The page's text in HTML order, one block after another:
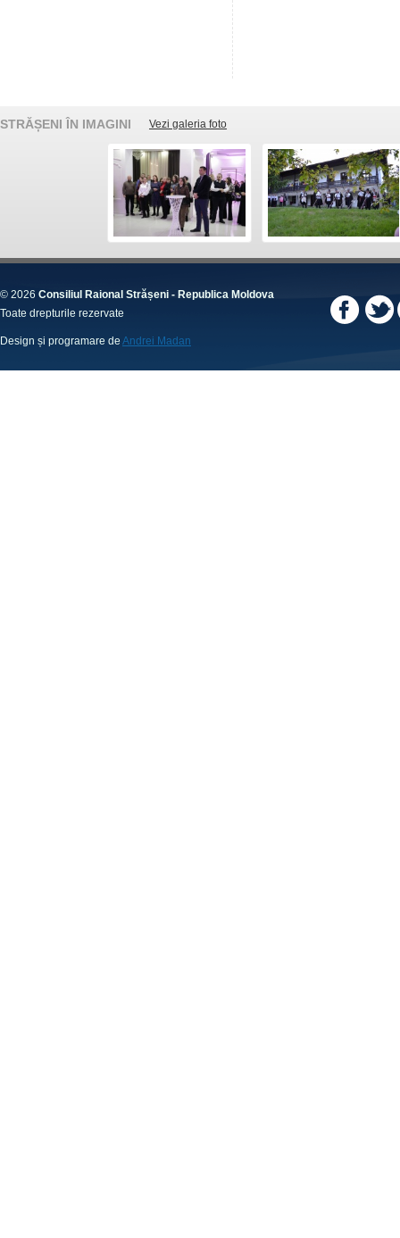
STRĂȘENI ÎN IMAGINI Vezi galeria foto
© 2026 Consiliul Raional Strășeni - Republica Moldova
Toate drepturile rezervate
Design și programare de Andrei Madan